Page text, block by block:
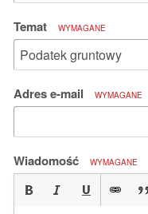
Temat WYMAGANE
Adres e-mail WYMAGANE
Wiadomość WYMAGANE